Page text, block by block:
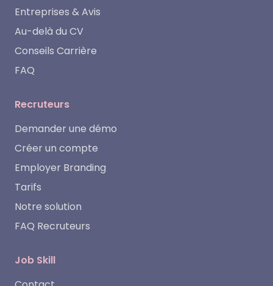
Entreprises & Avis
Au-delà du CV
Conseils Carrière
FAQ
Recruteurs
Demander une démo
Créer un compte
Employer Branding
Tarifs
Notre solution
FAQ Recruteurs
Job Skill